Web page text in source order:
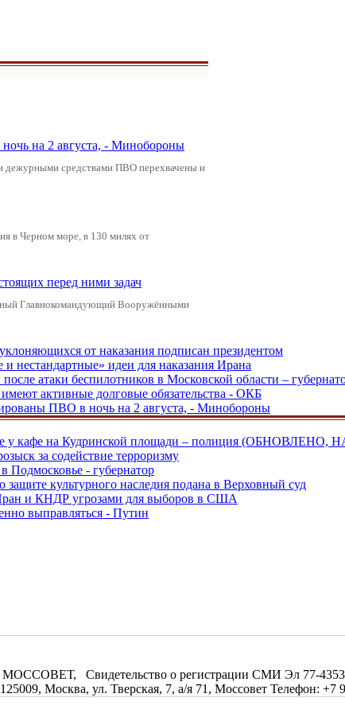
на 2 августа, - Минобороны
дежурными средствами ПВО перехвачены и
в Черном море, в 130 милях от
перед ними задач
Главнокомандующий Вооружёнными
от наказания подписан президентом
нестандартные» идеи для наказания Ирана
атаки беспилотников в Московской области –
активные долговые обязательства - ОКБ
ПВО в ночь на 2 августа, - Минобороны
у кафе на Кудринской площади – полиция (ОБНОВЛЕНО,
за содействие терроризму
- губернатор
культурного наследия подана в Верховный суд
и КНДР угрозами для выборов в США
выправляться - Путин
Свидетельство о регистрации СМИ Эл 77-4353
Москва, ул. Тверская, 7, а/я 71, Моссовет Телефон: +7